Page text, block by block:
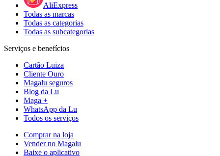
AliExpress
Todas as marcas
Todas as categorias
Todas as subcategorias
Serviços e benefícios
Cartão Luiza
Cliente Ouro
Magalu seguros
Blog da Lu
Maga +
WhatsApp da Lu
Todos os serviços
Comprar na loja
Vender no Magalu
Baixe o aplicativo